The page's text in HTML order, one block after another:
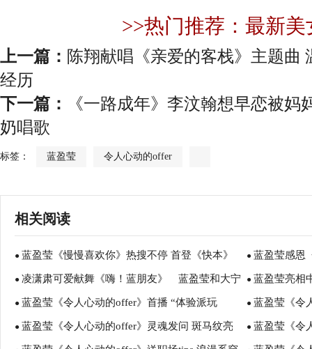
>>热门推荐：最新美
上一篇： 陈翔献唱《亲爱的客栈》主题曲
经历
下一篇：
《一路成年》李汶翰想早恋被妈
奶唱歌
标签： 蓝盈莹 令人心动的offer
相关阅读
● 蓝盈莹《慢慢喜欢你》热搜不停 首登《快本》
被赞文艺气质浓
● 蓝盈莹感恩
台重现“叮叮
● 凌潇肃可爱献舞《嗨！蓝朋友》 蓝盈莹和大宁
哥合拍最萌身高差
● 蓝盈莹亮相
越时空的对话
● 蓝盈莹《令人心动的offer》首播 “体验派玩
家”清爽上线
● 蓝盈莹《令
输出职场新观
● 蓝盈莹《令人心动的offer》灵魂发问 斑马纹亮 ● 蓝盈莹《令